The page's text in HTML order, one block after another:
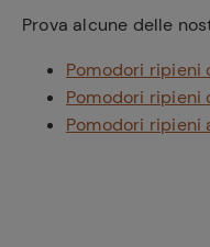
Prova alcune delle
Pomodori ripieni
Pomodori ripieni
Pomodori ripieni